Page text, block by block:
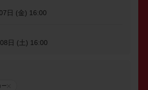
日 (金) 16:00
日 (土) 16:00
ー